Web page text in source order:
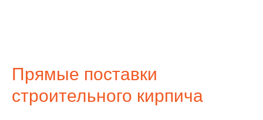
Прямые поставки
строительного кирпича